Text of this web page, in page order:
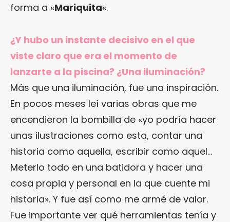
forma a «Mariquita«.
¿Y hubo un instante decisivo en el que
viste claro que era el momento de
lanzarte a la piscina? ¿Una iluminación?
Más que una iluminación, fue una inspiración.
En pocos meses leí varias obras que me
encendieron la bombilla de «yo podría hacer
unas ilustraciones como esta, contar una
historia como aquella, escribir como aquel…
Meterlo todo en una batidora y hacer una
cosa propia y personal en la que cuente mi
historia». Y fue así como me armé de valor.
Fue importante ver qué herramientas tenía y